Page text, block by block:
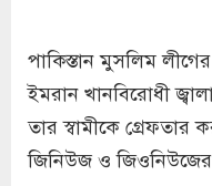
পাকিস্তান মুসলিম
ইমরান খানবিরোধী
তার স্বামীকে
জিনিউজ ও